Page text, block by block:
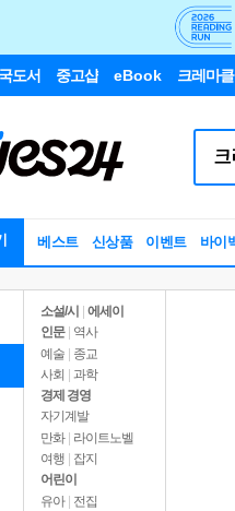
도서 중고샵 eBook 크레마
베스트 신상품 이벤트 바이
소설/시
에세이
인문
역사
예술 | 종교
사회 | 과학
경제 경영
자기계발
만화 | 라이트노벨
여행
잡지
어린이
유아 | 전집